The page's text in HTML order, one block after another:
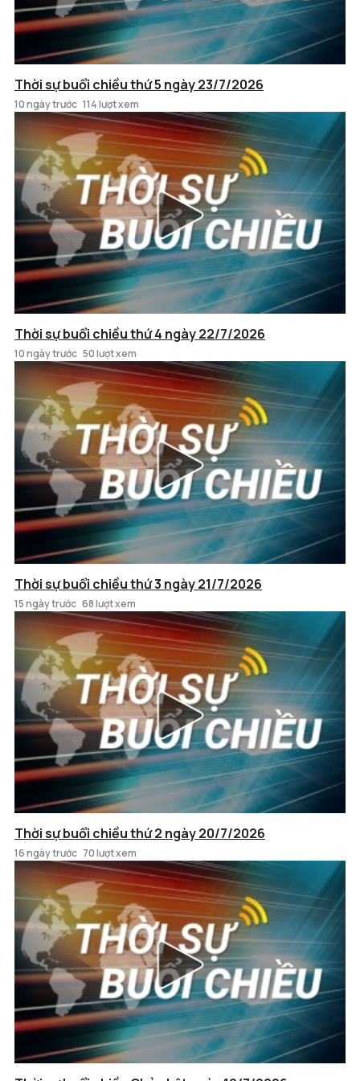
Thời sự buổi chiều thứ 5 ngày 23/7/2026
10 ngày trước 114 lượt xem
Thời sự buổi chiều thứ 4 ngày 22/7/2026
10 ngày trước 50 lượt xem
Thời sự buổi chiều thứ 3 ngày 21/7/2026
15 ngày trước 68 lượt xem
Thời sự buổi chiều thứ 2 ngày 20/7/2026
16 ngày trước 70 lượt xem